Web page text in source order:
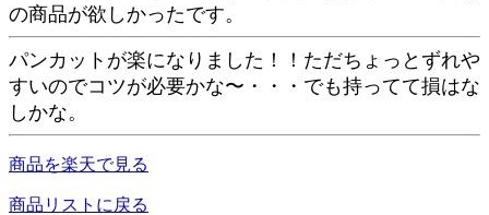
の商品が欲しかったです。
パンカットが楽になりました！！ただちょっとずれや
すいのでコツが必要かな〜・・・でも持ってて損はな
しかな。
商品を楽天で見る
商品リストに戻る